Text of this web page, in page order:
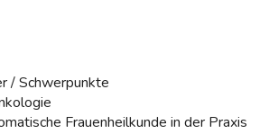
/ Schwerpunkte
Frauenheilkunde in der Praxis